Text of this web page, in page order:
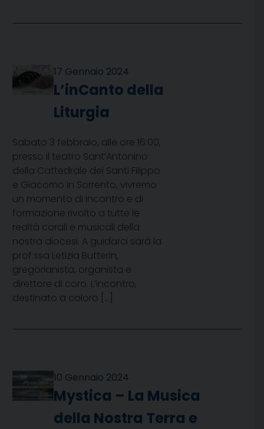
17 Gennaio 2024
L’inCanto della
Liturgia
Sabato 3 febbraio, alle ore 16:00,
presso il teatro Sant’Antonino
della Cattedrale dei Santi Filippo
e Giacomo in Sorrento, vivremo
un momento di incontro e di
formazione rivolto a tutte le
realtà corali e musicali della
nostra diocesi. A guidarci sarà la
prof.ssa Letizia Butterin,
gregorianista, organista e
direttore di coro. L’incontro,
destinato a coloro […]
10 Gennaio 2024
Mystica – La Musica
della Nostra Terra e